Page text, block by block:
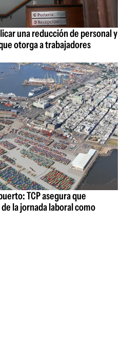
una reducción de personal y
otorga a trabajadores
TCP asegura que
la jornada laboral como